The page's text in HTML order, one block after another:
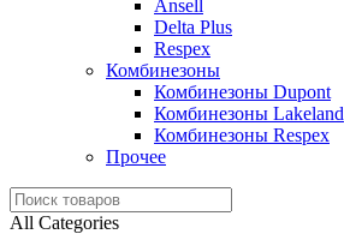
Ansell
Delta Plus
Respex
Комбинезоны
Комбинезоны Dupont
Комбинезоны Lakeland
Комбинезоны Respex
Прочее
All Categories